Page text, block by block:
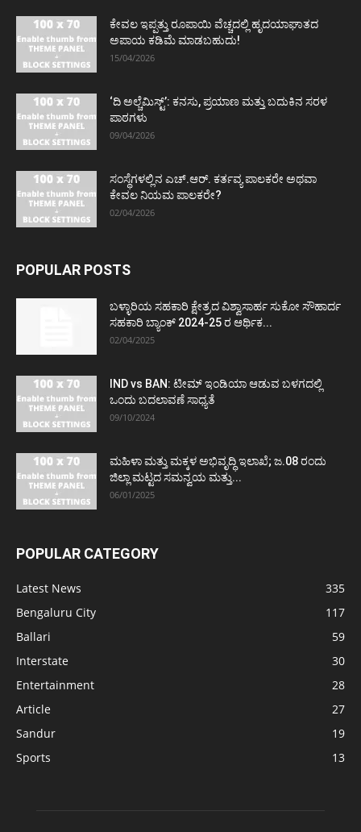
ಕೇವಲ ಇಪ್ಪತ್ತು ರೂಪಾಯಿ ವೆಚ್ಚದಲ್ಲಿ ಹೃದಯಾಘಾತದ
ಅಪಾಯ ಕಡಿಮೆ ಮಾಡಬಹುದು!
15/04/2026
‘ದಿ ಅಲ್ಚೆಮಿಸ್ಟ್’: ಕನಸು, ಪ್ರಯಾಣ ಮತ್ತು ಬದುಕಿನ ಸರಳ
ಪಾಠಗಳು
09/04/2026
ಸಂಸ್ಥೆಗಳಲ್ಲಿನ ಎಚ್.ಆರ್. ಕರ್ತವ್ಯ ಪಾಲಕರೇ ಅಥವಾ
ಕೇವಲ ನಿಯಮ ಪಾಲಕರೇ?
02/04/2026
POPULAR POSTS
ಬಳ್ಳಾರಿಯ ಸಹಕಾರಿ ಕ್ಷೇತ್ರದ ವಿಶ್ವಾಸಾರ್ಹ ಸುಕೋ ಸೌಹಾರ್ದ
ಸಹಕಾರಿ ಬ್ಯಾಂಕ್ 2024-25 ರ ಆರ್ಥಿಕ...
02/04/2025
IND vs BAN: ಟೀಮ್ ಇಂಡಿಯಾ ಆಡುವ ಬಳಗದಲ್ಲಿ
ಒಂದು ಬದಲಾವಣೆ ಸಾಧ್ಯತೆ
09/10/2024
ಮಹಿಳಾ ಮತ್ತು ಮಕ್ಕಳ ಅಭಿವೃದ್ಧಿ ಇಲಾಖೆ; ಜ.08 ರಂದು
ಜಿಲ್ಲಾ ಮಟ್ಟದ ಸಮನ್ವಯ ಮತ್ತು...
06/01/2025
POPULAR CATEGORY
Latest News
335
Bengaluru City
117
Ballari
59
Interstate
30
Entertainment
28
Article
27
Sandur
19
Sports
13